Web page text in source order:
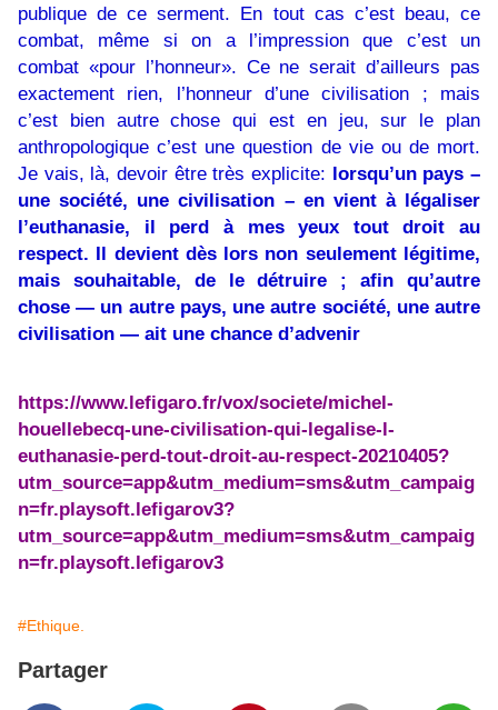
publique de ce serment. En tout cas c’est beau, ce
combat, même si on a l’impression que c’est un
combat «pour l’honneur». Ce ne serait d’ailleurs pas
exactement rien, l’honneur d’une civilisation ; mais
c’est bien autre chose qui est en jeu, sur le plan
anthropologique c’est une question de vie ou de mort.
Je vais, là, devoir être très explicite: lorsqu’un pays –
une société, une civilisation – en vient à légaliser
l’euthanasie, il perd à mes yeux tout droit au
respect. Il devient dès lors non seulement légitime,
mais souhaitable, de le détruire ; afin qu’autre
chose — un autre pays, une autre société, une autre
civilisation — ait une chance d’advenir
https://www.lefigaro.fr/vox/societe/michel-
houellebecq-une-civilisation-qui-legalise-l-
euthanasie-perd-tout-droit-au-respect-20210405?
utm_source=app&utm_medium=sms&utm_campaig
n=fr.playsoft.lefigarov3?
utm_source=app&utm_medium=sms&utm_campaig
n=fr.playsoft.lefigarov3
#Ethique.
Partager